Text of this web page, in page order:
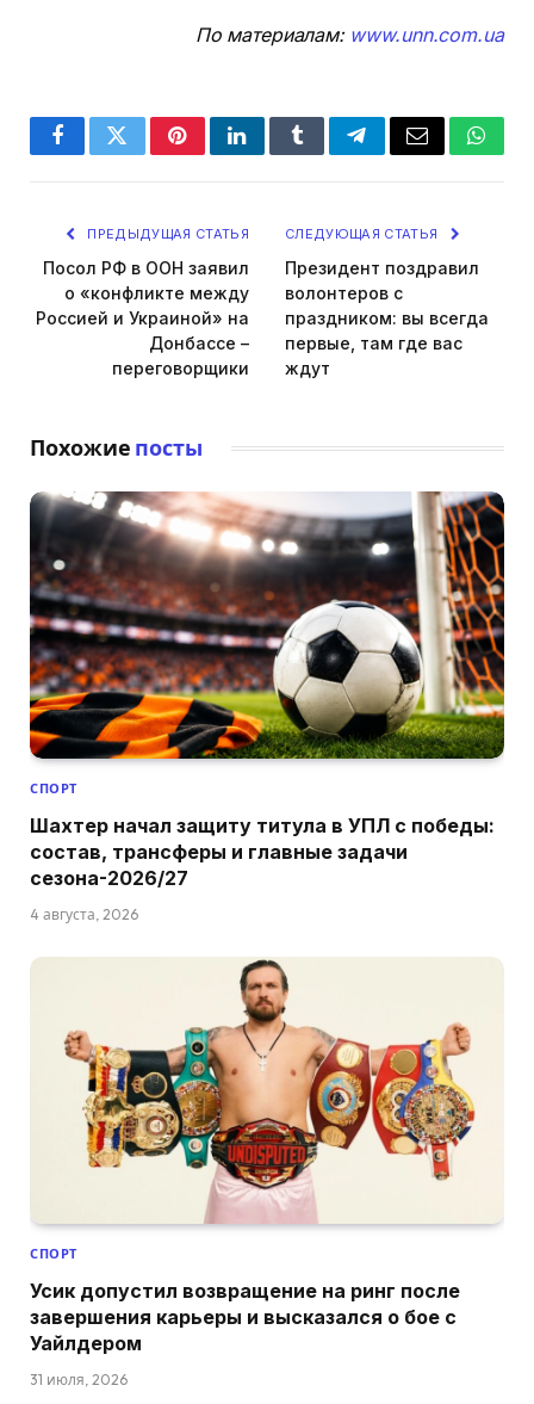
По материалам: www.unn.com.ua
FacebookTwitterPinterestLinkedInTumblrTelegramEmail
ПРЕДЫДУЩАЯ СТАТЬЯ
Посол РФ в ООН заявил
о «конфликте между
Россией и Украиной» на
Донбассе –
переговорщики
СЛЕДУЮЩАЯ СТАТЬЯ
Президент поздравил
волонтеров с
праздником: вы всегда
первые, там где вас
ждут
Похожие посты
СПОРТ
Шахтер начал защиту титула в УПЛ с победы:
состав, трансферы и главные задачи
сезона-2026/27
4 августа, 2026
СПОРТ
Усик допустил возвращение на ринг после
завершения карьеры и высказался о бое с
Уайлдером
31 июля, 2026